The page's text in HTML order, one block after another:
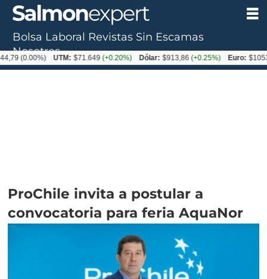
ProChile invita a postular a
convocatoria para feria AquaNor
Bolsa Laboral Revistas Sin Escamas
Nosotros
UTM: $71.649(+0.20%) Dólar: $913,86(+0.25%) Euro: $1053,08(-